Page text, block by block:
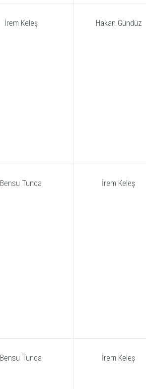
İrem Keleş Hakan Gündüz
Bensu Tunca İrem Keleş
Bensu Tunca İrem Keleş